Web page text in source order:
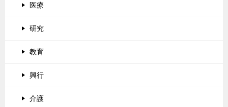
医療
研究
教育
興行
介護